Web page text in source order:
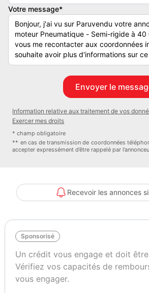
Puissance totale moteur(s)
200
Votre message*
Information relative aux traitement de vos
Exercer mes droits
* champ obligatoire
** en cas de transmission de coordonnées
accepter expressément d’être rappelé par
Recevoir les annonces
Sponsorisé
Un crédit vous engage et doit
Vérifiez vos capacités de
vous engager.